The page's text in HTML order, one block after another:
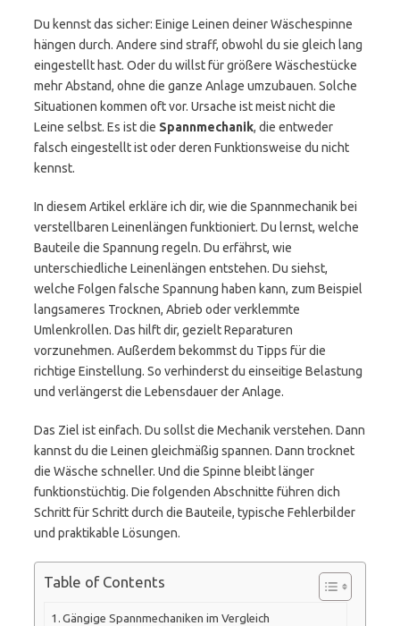
Du kennst das sicher: Einige Leinen deiner Wäschespinne
hängen durch. Andere sind straff, obwohl du sie gleich lang
eingestellt hast. Oder du willst für größere Wäschestücke
mehr Abstand, ohne die ganze Anlage umzubauen. Solche
Situationen kommen oft vor. Ursache ist meist nicht die
Leine selbst. Es ist die Spannmechanik, die entweder
falsch eingestellt ist oder deren Funktionsweise du nicht
kennst.
In diesem Artikel erkläre ich dir, wie die Spannmechanik bei
verstellbaren Leinenlängen funktioniert. Du lernst, welche
Bauteile die Spannung regeln. Du erfährst, wie
unterschiedliche Leinenlängen entstehen. Du siehst,
welche Folgen falsche Spannung haben kann, zum Beispiel
langsameres Trocknen, Abrieb oder verklemmte
Umlenkrollen. Das hilft dir, gezielt Reparaturen
vorzunehmen. Außerdem bekommst du Tipps für die
richtige Einstellung. So verhinderst du einseitige Belastung
und verlängerst die Lebensdauer der Anlage.
Das Ziel ist einfach. Du sollst die Mechanik verstehen. Dann
kannst du die Leinen gleichmäßig spannen. Dann trocknet
die Wäsche schneller. Und die Spinne bleibt länger
funktionstüchtig. Die folgenden Abschnitte führen dich
Schritt für Schritt durch die Bauteile, typische Fehlerbilder
und praktikable Lösungen.
Table of Contents
Gängige Spannmechaniken im Vergleich